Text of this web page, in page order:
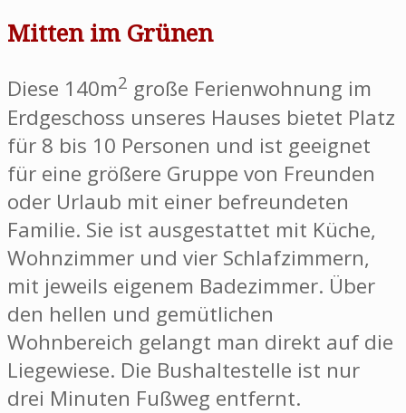
Mitten im Grünen
Diese 140m2 große Ferienwohnung im
Erdgeschoss unseres Hauses bietet Platz
für 8 bis 10 Personen und ist geeignet
für eine größere Gruppe von Freunden
oder Urlaub mit einer befreundeten
Familie. Sie ist ausgestattet mit Küche,
Wohnzimmer und vier Schlafzimmern,
mit jeweils eigenem Badezimmer. Über
den hellen und gemütlichen
Wohnbereich gelangt man direkt auf die
Liegewiese. Die Bushaltestelle ist nur
drei Minuten Fußweg entfernt.